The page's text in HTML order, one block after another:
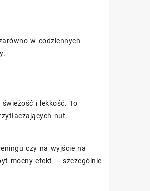
w codziennych
i lekkość. To
nut.
czy na wyjście na
mocny efekt — szczególnie